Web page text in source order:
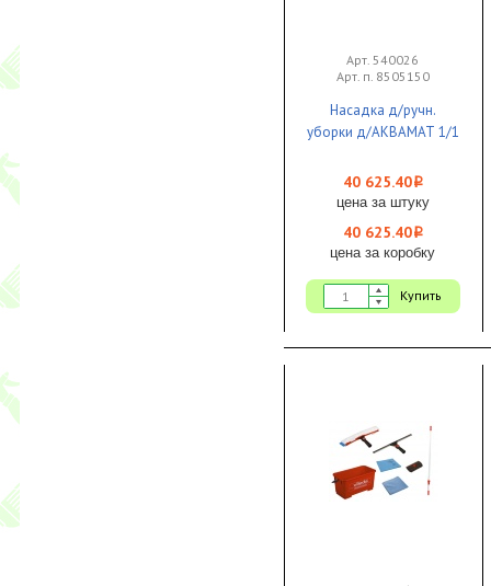
Арт. 540026
Арт. п. 8505150
Насадка д/ручн.
уборки д/АКВАМАТ 1/1
40 625.40i
цена за штуку
40 625.40i
цена за коробку
Купить